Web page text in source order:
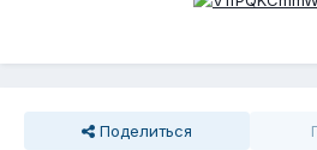
Поделиться